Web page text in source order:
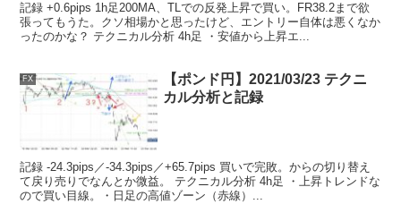
記録 +0.6pips 1h足200MA、TLでの反発上昇で買い。FR38.2まで欲
張ってもうた。クソ相場かと思ったけど、エントリー自体は悪くなか
ったのかな？ テクニカル分析 4h足 ・安値から上昇エ...
FX
【ポンド円】2021/03/23 テクニ
カル分析と記録
記録 -24.3pips／-34.3pips／+65.7pips 買いで完敗。からの切り替え
て戻り売りでなんとか微益。 テクニカル分析 4h足 ・上昇トレンドな
ので買い目線。・日足の高値ゾーン（赤線）...